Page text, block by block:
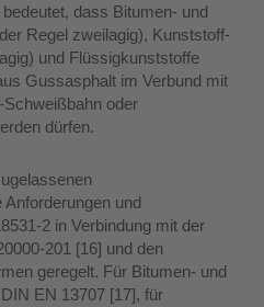
dass Bitumen- und
Regel zweilagig), Kunststoff-
und Flüssigkunststoffe
Gussasphalt im Verbund mit
oder
dürfen.
und
2 in Verbindung mit der
201 [16] und den
geregelt. Für Bitumen- und
EN 13707 [17], für